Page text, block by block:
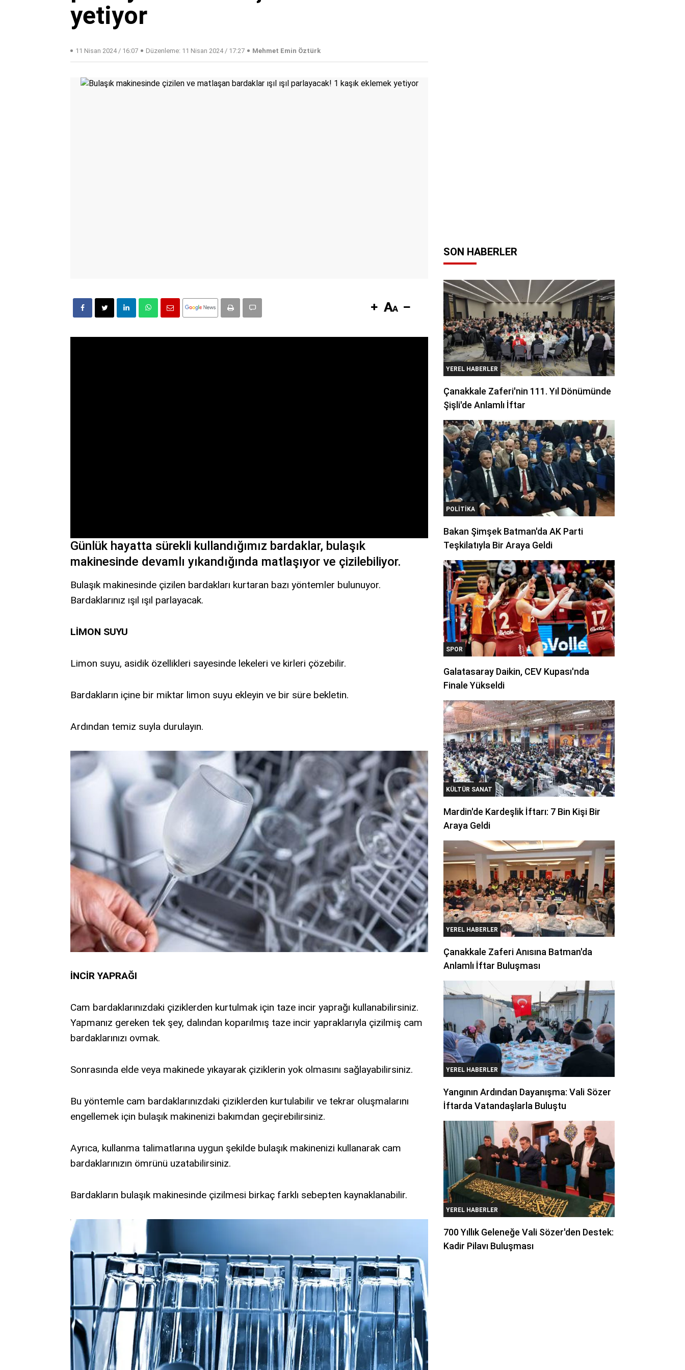
yetiyor
11 Nisan 2024 / 16:07 Düzenleme: 11 Nisan 2024 / 17:27 Mehmet Emin Öztürk
Günlük hayatta sürekli kullandığımız bardaklar, bulaşık
makinesinde devamlı yıkandığında matlaşıyor ve çizilebiliyor.
Bulaşık makinesinde çizilen bardakları kurtaran bazı yöntemler bulunuyor.
Bardaklarınız ışıl ışıl parlayacak.
LİMON SUYU
Limon suyu, asidik özellikleri sayesinde lekeleri ve kirleri çözebilir.
Bardakların içine bir miktar limon suyu ekleyin ve bir süre bekletin.
Ardından temiz suyla durulayın.
İNCİR YAPRAĞI
Cam bardaklarınızdaki çiziklerden kurtulmak için taze incir yaprağı kullanabilirsiniz.
Yapmanız gereken tek şey, dalından koparılmış taze incir yapraklarıyla çizilmiş cam
bardaklarınızı ovmak.
Sonrasında elde veya makinede yıkayarak çiziklerin yok olmasını sağlayabilirsiniz.
Bu yöntemle cam bardaklarınızdaki çiziklerden kurtulabilir ve tekrar oluşmalarını
engellemek için bulaşık makinenizi bakımdan geçirebilirsiniz.
Ayrıca, kullanma talimatlarına uygun şekilde bulaşık makinenizi kullanarak cam
bardaklarınızın ömrünü uzatabilirsiniz.
Bardakların bulaşık makinesinde çizilmesi birkaç farklı sebepten kaynaklanabilir.
SON HABERLER
YEREL HABERLER
Çanakkale Zaferi'nin 111. Yıl Dönümünde
Şişli'de Anlamlı İftar
POLITIKA
Bakan Şimşek Batman'da AK Parti
Teşkilatıyla Bir Araya Geldi
SPOR
Galatasaray Daikin, CEV Kupası'nda
Finale Yükseldi
KÜLTÜR SANAT
Mardin'de Kardeşlik İftarı: 7 Bin Kişi Bir
Araya Geldi
YEREL HABERLER
Çanakkale Zaferi Anısına Batman'da
Anlamlı İftar Buluşması
YEREL HABERLER
Yangının Ardından Dayanışma: Vali Sözer
İftarda Vatandaşlarla Buluştu
YEREL HABERLER
700 Yıllık Geleneğe Vali Sözer'den Destek:
Kadir Pilavı Buluşması